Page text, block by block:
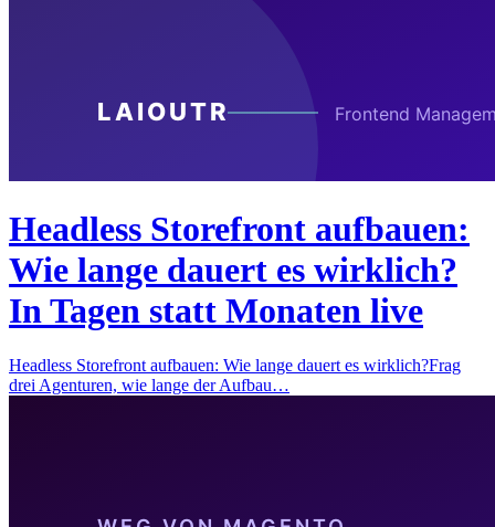
Headless Storefront aufbauen:
Wie lange dauert es wirklich?
In Tagen statt Monaten live
Headless Storefront aufbauen: Wie lange dauert es wirklich?Frag
drei Agenturen, wie lange der Aufbau…